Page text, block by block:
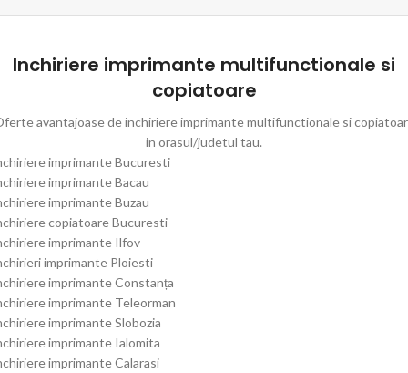
Inchiriere imprimante multifunctionale si
copiatoare
avantajoase de inchiriere imprimante multifunctionale si
in orasul/judetul tau.
imprimante Bucuresti
imprimante Bacau
imprimante Buzau
copiatoare Bucuresti
imprimante Ilfov
imprimante Ploiesti
imprimante Constanța
imprimante Teleorman
imprimante Slobozia
imprimante Ialomita
imprimante Calarasi